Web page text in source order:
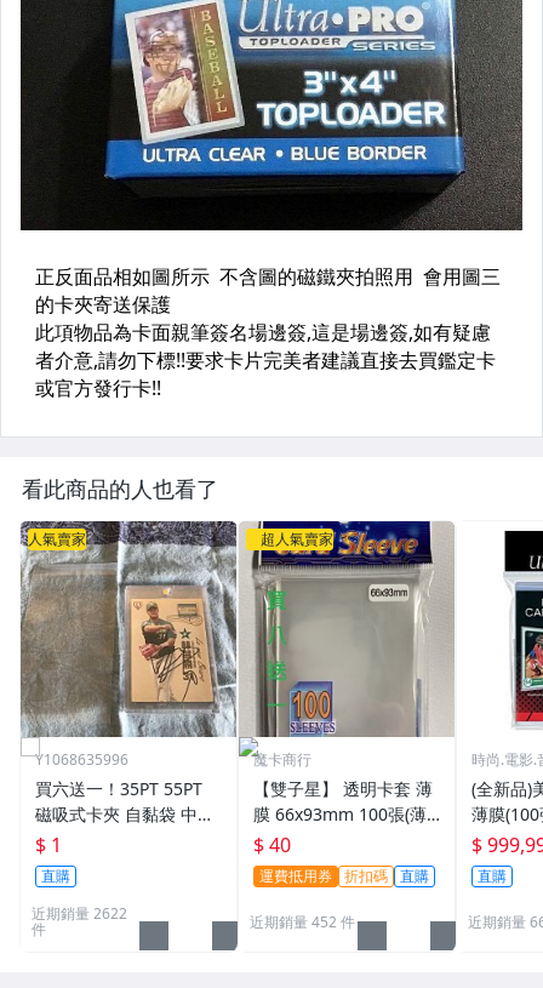
看此商品的人也看了
人氣賣家
Y1068635996
買六送一！35PT 55PT
磁吸式卡夾 自黏袋 中華
職棒球員卡 遊戲王 寶可
夢PTCG 漫威 ultra pro
可用
$ 1
直購
近期銷量 2622
件
超人氣賣家
魔卡商行
【雙子星】 透明卡套 薄
膜 66x93mm 100張(薄)
適用 BBM MLB Topps C
PBL 球員卡
$ 40
運費抵用券 折扣碼 直購
近期銷量 452 件
時尚.電影.
(全新品)
薄膜
次到貨
$
直購
近期銷量